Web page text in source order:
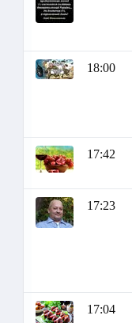
18:00
17:42
17:23
17:04